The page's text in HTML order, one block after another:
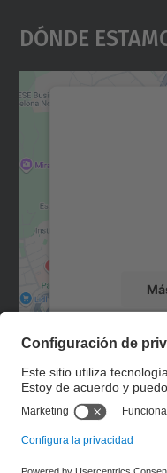
Dónde
powered
© UPCEscuela Técnica